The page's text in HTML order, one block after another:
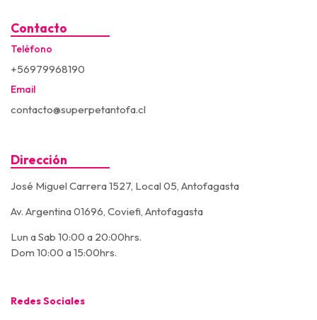
Contacto
Teléfono
+56979968190
Email
contacto@superpetantofa.cl
Dirección
José Miguel Carrera 1527, Local 05, Antofagasta
Av. Argentina 01696, Coviefi, Antofagasta
Lun a Sab 10:00 a 20:00hrs.
Dom 10:00 a 15:00hrs.
Redes Sociales